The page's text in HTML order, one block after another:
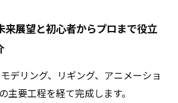
来展望と初心者からプロまで役立
デリング、リギング、アニメーショ
主要工程を経て完成します。